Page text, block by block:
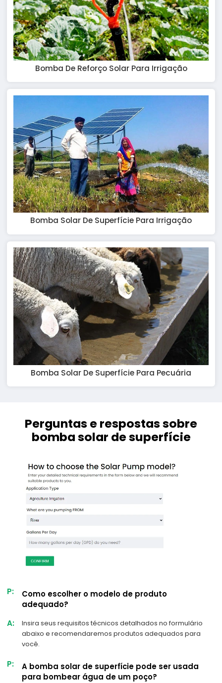
Bomba De Reforço Solar Para Irrigação
Bomba Solar De Superfície Para Irrigação
Bomba Solar De Superfície Para Pecuária
Perguntas e respostas sobre
bomba solar de superfície
P:
Como escolher o modelo de produto
adequado?
A:
Insira seus requisitos técnicos detalhados no formulário
abaixo e recomendaremos produtos adequados para
você.
P:
A bomba solar de superfície pode ser usada
para bombear água de um poço?